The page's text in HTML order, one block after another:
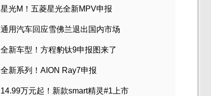
星光M！五菱星光全新MPV申报
通用汽车回应雪佛兰退出国内市场
全新车型！方程豹钛9申报图来了
全新系列！AION Ray7申报
14.99万元起！新款smart精灵#1上市